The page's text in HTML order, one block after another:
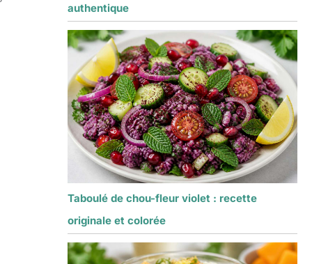
authentique
Taboulé de chou-fleur violet : recette
originale et colorée